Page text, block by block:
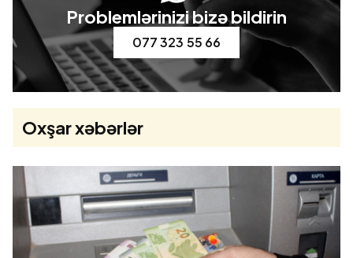
Problemlərinizi bizə bildirin
077 323 55 66
Oxşar xəbərlər